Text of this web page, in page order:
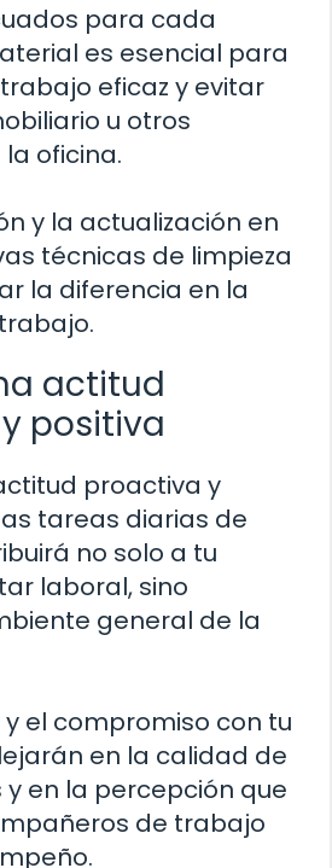
para cada
es esencial para
eficaz y evitar
u otros
oficina.
y la actualización en
técnicas de limpieza
la diferencia en la
actitud
positiva
proactiva y
tareas diarias de
no solo a tu
laboral, sino
general de la
el compromiso con tu
en la calidad de
en la percepción que
de trabajo